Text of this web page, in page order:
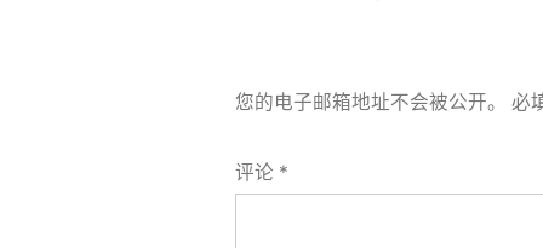
您的电子邮箱地址不会被公开。 必
评论 *